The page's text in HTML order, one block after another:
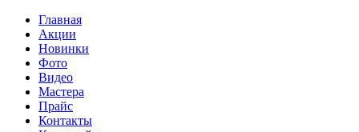
Главная
Акции
Новинки
Фото
Видео
Мастера
Прайс
Контакты